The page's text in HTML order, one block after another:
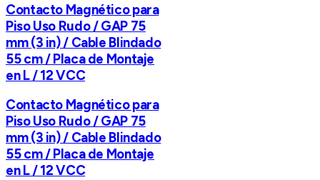
Contacto Magnético para
Piso Uso Rudo / GAP 75
mm (3 in) / Cable Blindado
55 cm / Placa de Montaje
en L / 12 VCC
Contacto Magnético para
Piso Uso Rudo / GAP 75
mm (3 in) / Cable Blindado
55 cm / Placa de Montaje
en L / 12 VCC